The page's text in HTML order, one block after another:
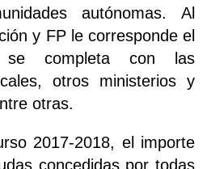
autónomas. Al
y FP le corresponde el
completa con las
otros ministerios y
otras.
2017-2018, el importe
concedidas por todas